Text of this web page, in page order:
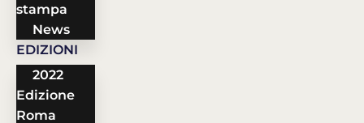
stampa
News
EDIZIONI
2022
Edizione
Roma